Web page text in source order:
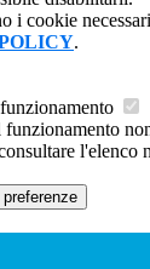
i cookie
.
l'elenco